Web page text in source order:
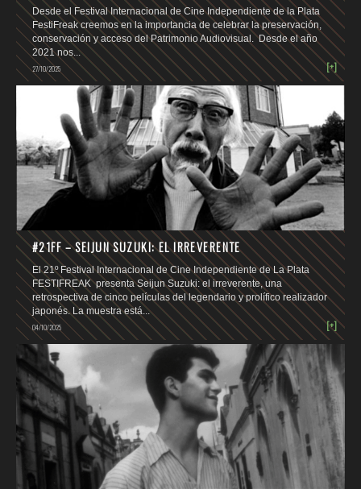
Desde el Festival Internacional de Cine Independiente de la Plata
FestiFreak creemos en la importancia de celebrar la preservación,
conservación y acceso del Patrimonio Audiovisual. Desde el año
2021 nos...
[+]
27/10/2025
#21FF – SEIJUN SUZUKI: EL IRREVERENTE
El 21º Festival Internacional de Cine Independiente de La Plata
FESTIFREAK presenta Seijun Suzuki: el irreverente, una
retrospectiva de cinco películas del legendario y prolífico realizador
japonés. La muestra está...
[+]
04/10/2025